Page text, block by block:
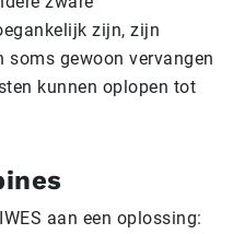
zijn, zijn
gewoon vervangen
kunnen oplopen tot
aan een oplossing: